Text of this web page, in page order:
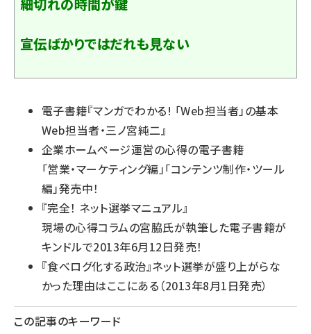
細切れの時間が鍵
宣伝ばかりではだれも見ない
電子書籍『マンガでわかる! 「Web担当者」の基本
Web担当者・三ノ宮純二』
企業ホームページ運営の心得の電子書籍
「営業・マーケティング編」「コンテンツ制作・ツール
編」発売中！
『完全！ ネット選挙マニュアル』
現場の心得コラムの宮脇氏が執筆した電子書籍が
キンドルで2013年6月12日発売！
『食べログ化する政治』ネット選挙が盛り上がらな
かった理由はここにある（2013年8月1日発売）
この記事のキーワード